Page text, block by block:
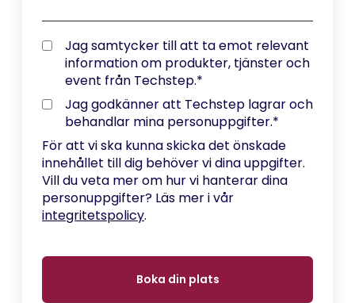
Jag samtycker till att ta emot relevant
information om produkter, tjänster och
event från Techstep.*
Jag godkänner att Techstep lagrar och
behandlar mina personuppgifter.*
För att vi ska kunna skicka det önskade
innehållet till dig behöver vi dina uppgifter.
Vill du veta mer om hur vi hanterar dina
personuppgifter? Läs mer i vår
integritetspolicy.